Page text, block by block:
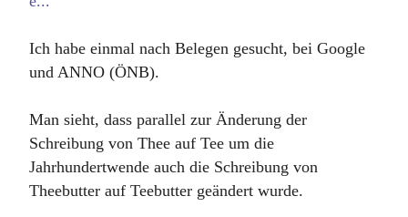
Ich habe einmal nach Belegen gesucht, bei Google
und ANNO (ÖNB).
Man sieht, dass parallel zur Änderung der
Schreibung von Thee auf Tee um die
Jahrhundertwende auch die Schreibung von
Theebutter auf Teebutter geändert wurde.